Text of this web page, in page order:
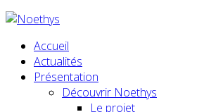
Accueil
Actualités
Présentation
Découvrir Noethys
Le projet